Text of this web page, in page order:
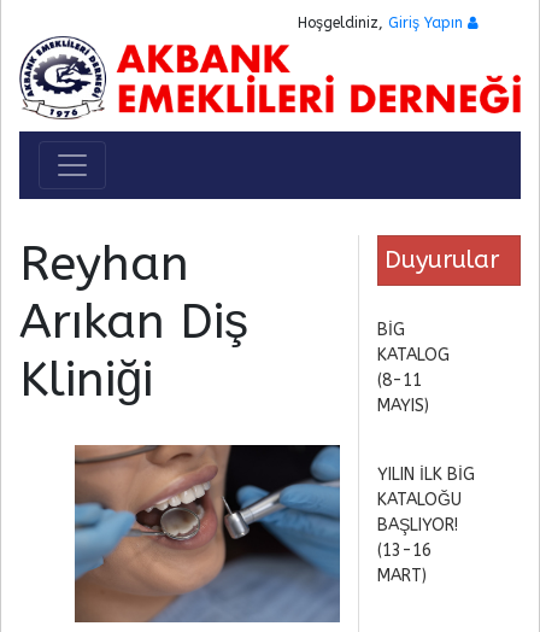
Hoşgeldiniz, Giriş Yapın
Toggle navigation
Reyhan
Arıkan Diş
Kliniği
Duyurular
BİG
KATALOG
(8-11
MAYIS)
YILIN İLK BİG
KATALOĞU
BAŞLIYOR!
(13-16
MART)